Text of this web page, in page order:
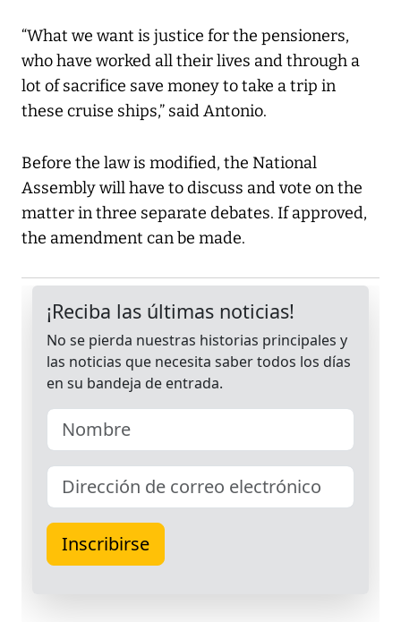
“What we want is justice for the pensioners,
who have worked all their lives and through a
lot of sacrifice save money to take a trip in
these cruise ships,” said Antonio.
Before the law is modified, the National
Assembly will have to discuss and vote on the
matter in three separate debates. If approved,
the amendment can be made.